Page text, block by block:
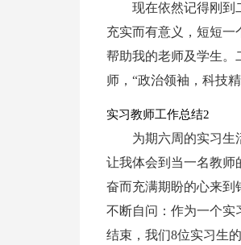
现在依然记得刚到
充实而有意义，短短一
帮助我的老师及学生。
师，“政治领袖，科技
实习教师工作总结2
为期六周的实习生
让我体会到当一名教师
奋而充满期盼的心来到
不断自问：作为一个实
结束，我们8位实习生